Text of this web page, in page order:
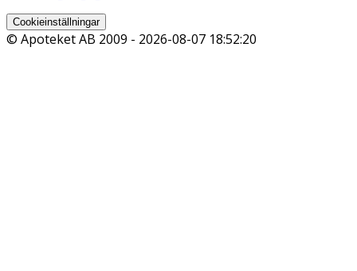
Cookieinställningar
© Apoteket AB 2009 - 2026-08-07 18:52:20